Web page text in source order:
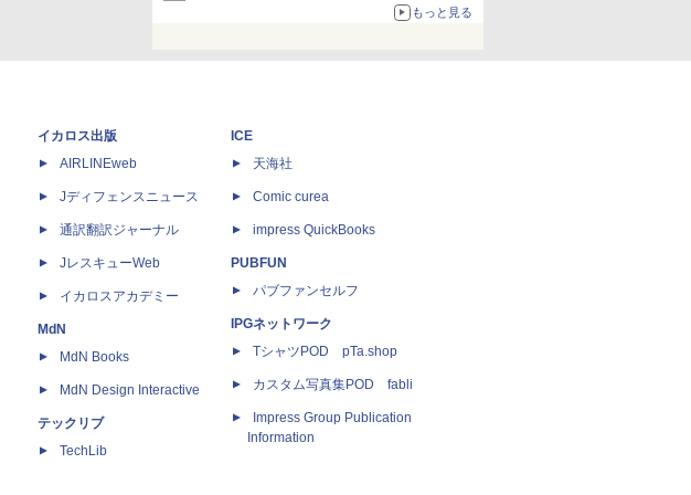
もっと見る
イカロス出版
AIRLINEweb
Jディフェンスニュース
通訳翻訳ジャーナル
JレスキューWeb
イカロスアカデミー
MdN
MdN Books
MdN Design Interactive
テックリブ
TechLib
ICE
天海社
Comic curea
impress QuickBooks
PUBFUN
パブファンセルフ
IPGネットワーク
TシャツPOD pTa.shop
カスタム写真集POD fabli
Impress Group Publication
Information